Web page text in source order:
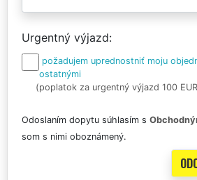
Urgentný výjazd
požadujem uprednostniť moju
ostatnými
(poplatok za urgentný výjazd 100
Odoslaním dopytu súhlasím s
som s nimi oboznámený.